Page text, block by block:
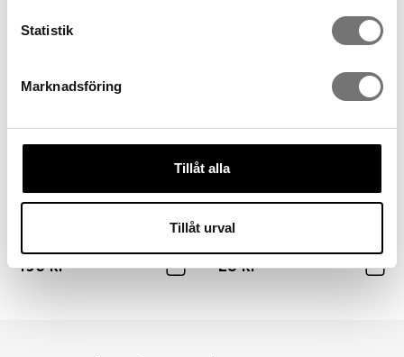
Statistik
Marknadsföring
Tillåt alla
Tillåt urval
196 kr
Stumpaljus Mud 5 cm
25 kr